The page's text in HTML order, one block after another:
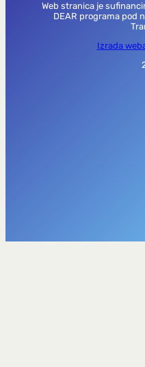
Web stranica je
DEAR programa pod
Izrada